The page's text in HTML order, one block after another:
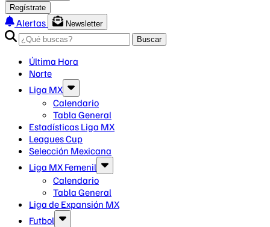
Regístrate
Alertas
Newsletter
Buscar
Última Hora
Norte
Liga MX
Calendario
Tabla General
Estadísticas Liga MX
Leagues Cup
Selección Mexicana
Liga MX Femenil
Calendario
Tabla General
Liga de Expansión MX
Futbol